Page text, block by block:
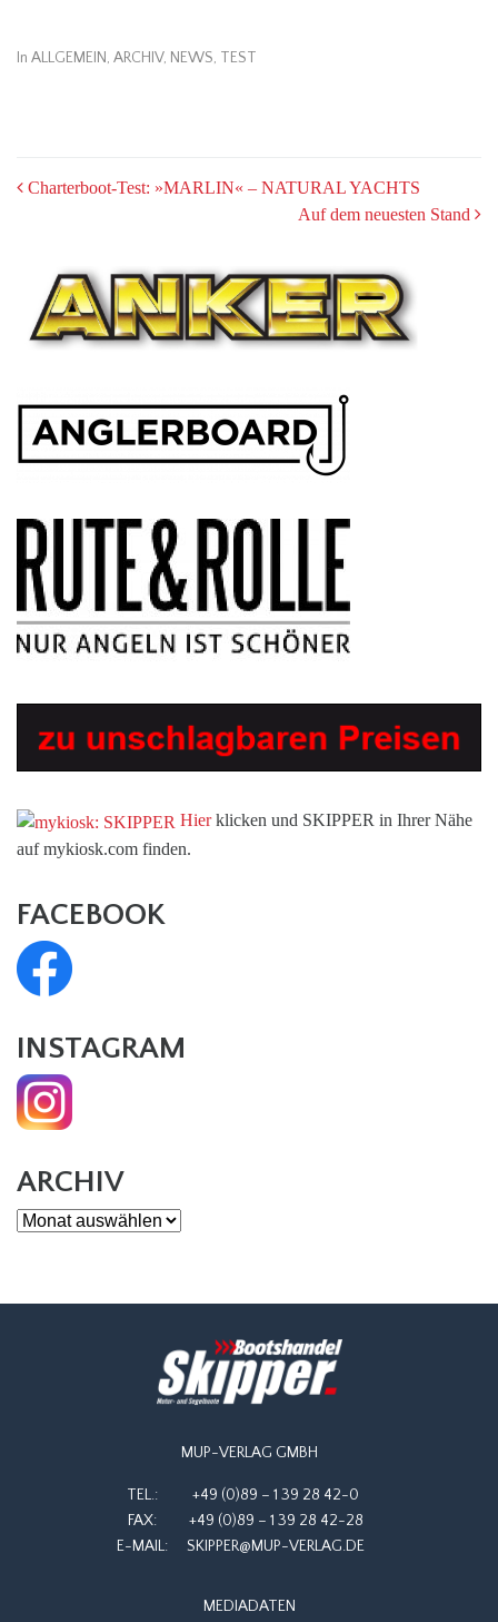
In ALLGEMEIN, ARCHIV, NEWS, TEST
POST
Charterboot-Test: »MARLIN« – NATURAL YACHTS
Auf dem neuesten Stand
Hierklicken und SKIPPER in Ihrer Nähe
auf mykiosk.com finden.
FACEBOOK
INSTAGRAM
ARCHIV
Archiv
MUP-VERLAG GMBH
TEL.:
+49 (0)89 – 1 39 28 42-0
FAX:
+49 (0)89 – 1 39 28 42-28
E-MAIL:
SKIPPER@MUP-VERLAG.DE
MEDIADATEN